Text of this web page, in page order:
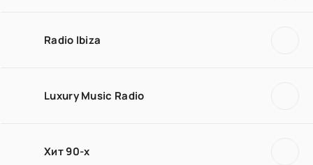
Radio Ibiza
Luxury Music Radio
Хит 90-х